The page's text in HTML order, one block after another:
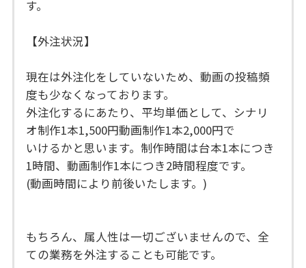
す。
【外注状況】
現在は外注化をしていないため、動画の投稿頻
度も少なくなっております。
外注化するにあたり、平均単価として、シナリ
オ制作1本1,500円動画制作1本2,000円で
いけるかと思います。制作時間は台本1本につき
1時間、動画制作1本につき2時間程度です。
(動画時間により前後いたします。)
もちろん、属人性は一切ございませんので、全
ての業務を外注することも可能です。